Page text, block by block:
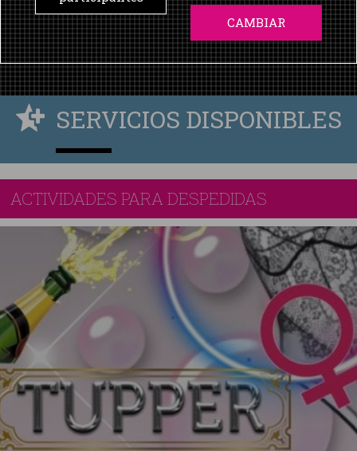
CAMBIAR
SERVICIOS DISPONIBLES
ACTIVIDADES PARA DESPEDIDAS